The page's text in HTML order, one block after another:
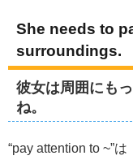
She needs to
surroundings.
彼女は周囲にも
ね。
“pay attention to ~”